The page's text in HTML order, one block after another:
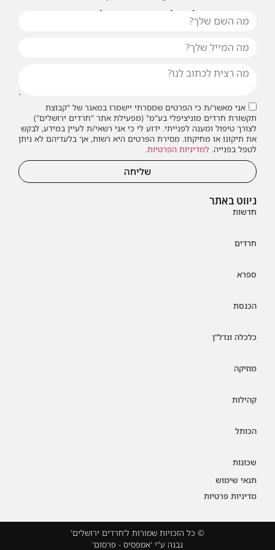
ניווט באתר
חדשות
חרדים
ספרא
הכנסת
כלכלה ונדל"ן
מוזיקה
קהילות
הכותל
שכונות
תנאי שימוש
מדיניות פרטיות
או שילחו אלינו פנייה ונחזור אליכם בהקדם
אני מאשר/ת כי הפרטים שמסרתי יישמרו במאגר של "קבוצת
תקשורת חרדים מוניציפלי בע"מ" (מפעילת אתר "חרדים ירושלים")
לצורך טיפול ומענה לפנייתי. ידוע לי כי אני רשאי/ת לעיין במידע, לבקש
את תיקונו או מחיקתו. מסירת הפרטים היא רשות, אך בלעדיהם לא ניתן
לטפל בפנייה. למדיניות הפרטיות.
שליחה
© כל הזכויות שמורות ל'חרדים ירושלים'
נבנה ע"י 'אמפסיס - פרסום'